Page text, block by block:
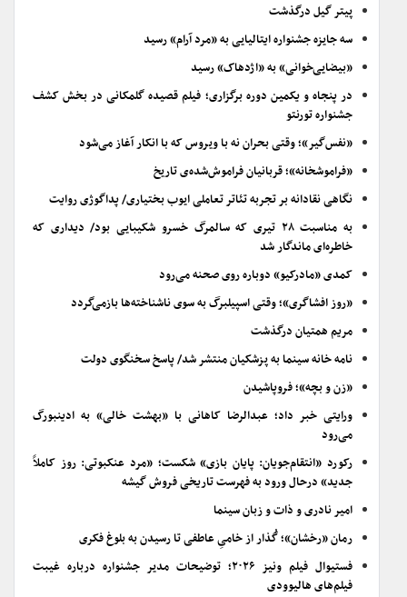
پیتر گیل درگذشت
سه جایزه جشنواره ایتالیایی به «مرد آرام» رسید
«بیضایی‌خوانی» به «اژدهاک» رسید
در پنجاه و یکمین دوره برگزاری؛ فیلم قصیده گلمکانی در بخش کشف
جشنواره تورنتو
«نفس‌گیر»؛ وقتی بحران نه با ویروس که با انکار آغاز می‌شود
«فراموشخانه»؛ قربانیان فراموش‌شده‌ی تاریخ
نگاهی نقادانه بر تجربه تئاتر تعاملی ایوب بختیاری/ پداگوژی روایت
به مناسبت ۲۸ تیری که سالمرگ خسرو شکیبایی بود/ دیداری که
خاطره‌ای ماندگار شد
کمدی «مادرکیو» دوباره روی صحنه می‌رود
«روز افشاگری»؛ وقتی اسپیلبرگ به سوی ناشناخته‌ها بازمی‌گردد
مریم همتیان درگذشت
نامه خانه سینما به پزشکیان منتشر شد/ پاسخ سخنگوی دولت
«زن و بچه»؛ فروپاشیدن
ورایتی خبر داد؛ عبدالرضا کاهانی با «بهشت خالی» به ادینبورگ
می‌رود
رکورد «انتقام‌جویان: پایان بازی» شکست؛ «مرد عنکبوتی: روز کاملاً
جدید» درحال ورود به فهرست تاریخی فروش گیشه
امیر نادری و ذات و زبان سینما
رمان «رخشان»؛ گُذار از خامیِ عاطفی تا رسیدن به بلوغ فکری
فستیوال فیلم ونیز ۲۰۲۶؛ توضیحات مدیر جشنواره درباره غیبت
فیلم‌های هالیوودی